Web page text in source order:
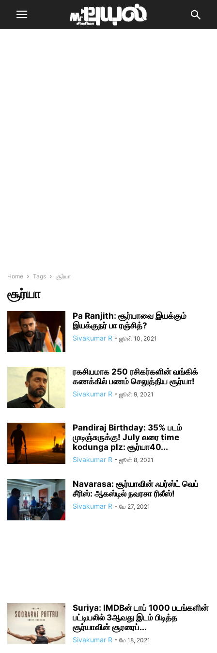
Home Tags சூர்யா
சூர்யா
Pa Ranjith: சூர்யாவை இயக்கும்
இயக்குநர் பா ரஞ்சித்?
Sivakumar R - ஜூன் 10, 2021
ரகசியமாக 250 ரசிகர்களின் வங்கிக்
கணக்கில் பணம் செலுத்திய சூர்யா!
Sivakumar R - ஜூன் 9, 2021
Pandiraj Birthday: 35% படம்
முடிஞ்சுருக்கு! July வரை time
kodunga plz: சூர்யா40...
Sivakumar R - ஜூன் 8, 2021
Navarasa: சூர்யாவின் ஃபர்ஸ்ட் வெப்
சீரிஸ்: ஆகஸ்டில் நவரசா ரிலீஸ்!
Sivakumar R - மே 27, 2021
Suriya: IMDBன் டாப் 1000 படங்களின்
பட்டியலில் 3ஆவது இடம் பிடித்த
சூர்யாவின் சூரரைப்...
Sivakumar R - மே 18, 2021